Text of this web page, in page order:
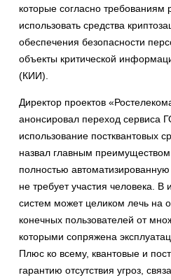
которые согласно требованиям
использовать средства
обеспечения безопасности
объекты критической
(КИИ).
Директор проектов
анонсировал переход сервиса
использование постквантовых
назвал главным преимуществом
полностью
не требует участия человека. В
систем может целиком лечь на
конечных пользователей от
которыми сопряжена
Плюс ко всему, квантовые и
гарантию отсутствия угроз,